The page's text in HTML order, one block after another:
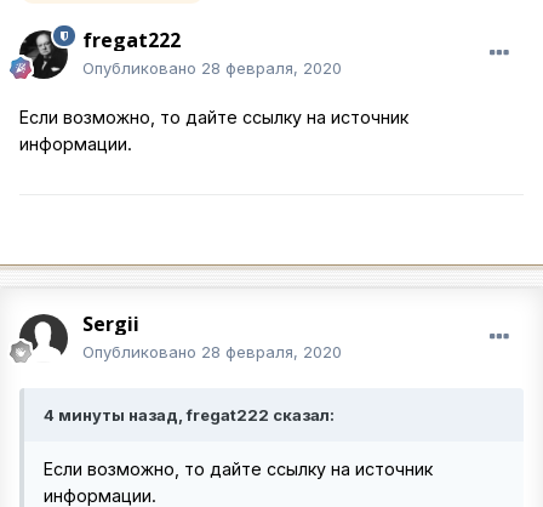
fregat222
Опубликовано 28 февраля, 2020
Если возможно, то дайте ссылку на источник
информации.
Sergii
Опубликовано 28 февраля, 2020
4 минуты назад, fregat222 сказал:
Если возможно, то дайте ссылку на источник
информации.